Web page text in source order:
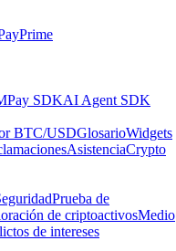
Prime
Pay SDKAI Agent SDK
BTC/USDGlosarioWidgets
AsistenciaCrypto
Prueba de
de criptoactivosMedio
de intereses